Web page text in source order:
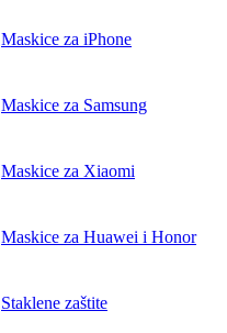
Maskice za iPhone
Maskice za Samsung
Maskice za Xiaomi
Maskice za Huawei i Honor
Staklene zaštite